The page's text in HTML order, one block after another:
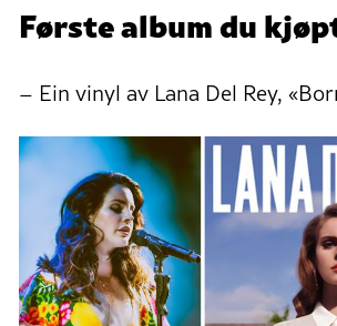
Første album du
– Ein vinyl av Lana Del Rey,